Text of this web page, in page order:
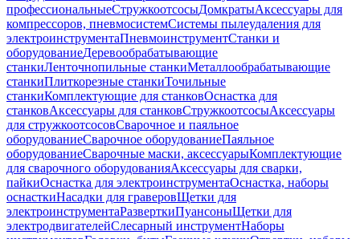
профессиональныеСтружкоотсосыДомкратыАксессуары для
компрессоров, пневмосистемСистемы пылеудаления для
электроинструментаПневмоинструментСтанки и
оборудованиеДеревообрабатывающие
станкиЛенточнопильные станкиМеталлообрабатывающие
станкиПлиткорезные станкиТочильные
станкиКомплектующие для станковОснастка для
станковАксессуары для станковСтружкоотсосыАксессуары
для стружкоотсосовСварочное и паяльное
оборудованиеСварочное оборудованиеПаяльное
оборудованиеСварочные маски, аксессуарыКомплектующие
для сварочного оборудованияАксессуары для сварки,
пайкиОснастка для электроинструментаОснастка, наборы
оснасткиНасадки для граверовЩетки для
электроинструментаРазверткиПуансоныЩетки для
электродвигателейСлесарный инструментНаборы